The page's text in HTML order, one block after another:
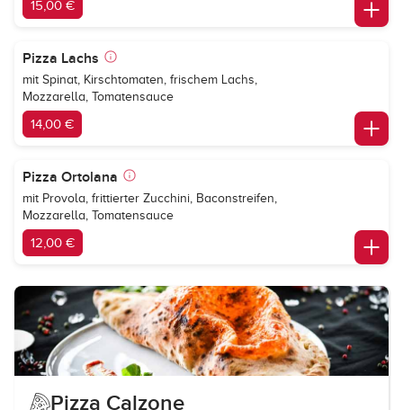
15,00 €
Pizza Lachs
mit Spinat, Kirschtomaten, frischem Lachs,
Mozzarella, Tomatensauce
14,00 €
Pizza Ortolana
mit Provola, frittierter Zucchini, Baconstreifen,
Mozzarella, Tomatensauce
12,00 €
Pizza Calzone